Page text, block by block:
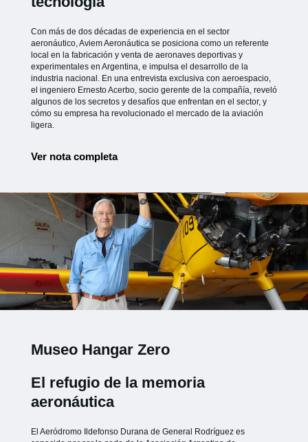
Con más de dos décadas de experiencia en el sector
aeronáutico, Aviem Aeronáutica se posiciona como un referente
local en la fabricación y venta de aeronaves deportivas y
experimentales en Argentina, e impulsa el desarrollo de la
industria nacional. En una entrevista exclusiva con aeroespacio,
el ingeniero Ernesto Acerbo, socio gerente de la compañía, reveló
algunos de los secretos y desafíos que enfrentan en el sector, y
cómo su empresa ha revolucionado el mercado de la aviación
ligera.
Ver nota completa
Museo Hangar Zero
El refugio de la memoria
aeronáutica
El Aeródromo Ildefonso Durana de General Rodríguez es